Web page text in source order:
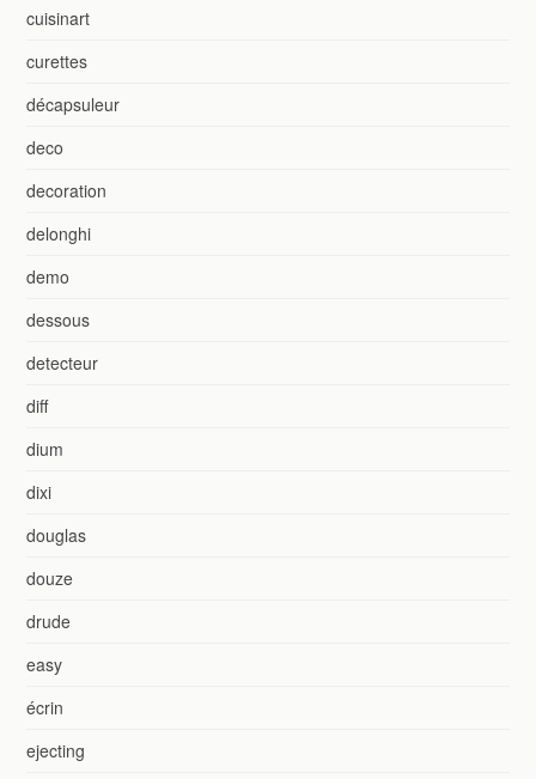
cuisinart
curettes
décapsuleur
deco
decoration
delonghi
demo
dessous
detecteur
diff
dium
dixi
douglas
douze
drude
easy
écrin
ejecting